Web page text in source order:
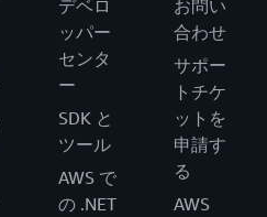
デベロ
ッパー
センタ
ー
SDK と
ツール
AWS で
の .NET
お問い
合わせ
サポー
トチケ
ットを
申請す
る
AWS